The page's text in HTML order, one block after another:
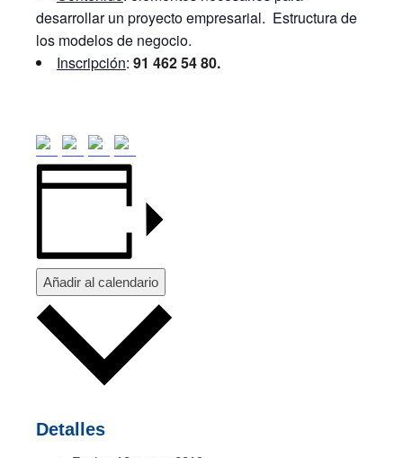
desarrollar un proyecto empresarial. Estructura de
los modelos de negocio.
Inscripción: 91 462 54 80.
Añadir al calendario
Detalles